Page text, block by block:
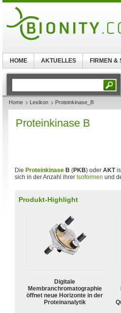
Home Lexikon Proteinkinase_B
Proteinkinase B
Die Proteinkinase B (PKB) oder AKT
sich in der Anzahl ihrer Isoformen und
Produkt-Highlight
Digitale
Membranchromatographie
öffnet neue Horizonte in der
Proteinanalytik
HOME AKTUELLES FIRMEN &